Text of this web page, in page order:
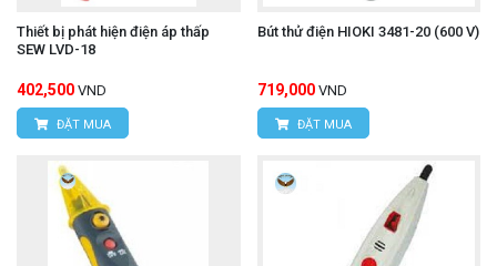
Kiểm tra thiết bị:
Kiểm tra xem thiết bị điện có
chữa.
Kiểm tra mạch điện:
Xác định mạch điện có
điện áp hay không trước khi làm việc.
Tìm hiểu thêm:
Thiết bị đo LCR UNI-T UT612
Thiết bị phát hiện điện áp thấp
SEW LVD-18
402,500 VND
ĐẶT MUA
Bút thử điện HIOKI 3481-20 (600 V)
719,000 VND
ĐẶT MUA